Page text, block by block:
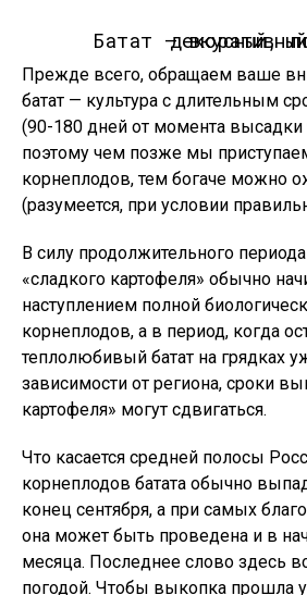
Батат — вкусный, полезный,
Прежде всего, обращаем ваше
батат — культура с длительным
(90-180 дней от момента высадки
поэтому чем позже мы
корнеплодов, тем богаче можно
(разумеется, при условии
В силу продолжительного
«сладкого картофеля» обычно
наступлением полной
корнеплодов, а в период, когда
теплолюбивый батат на грядках
зависимости от региона, сроки
картофеля» могут сдвигаться.
Что касается средней полосы
корнеплодов батата обычно
конец сентября, а при самых
она может быть проведена и в
месяца. Последнее слово здесь
погодой. Чтобы выкопка прошла